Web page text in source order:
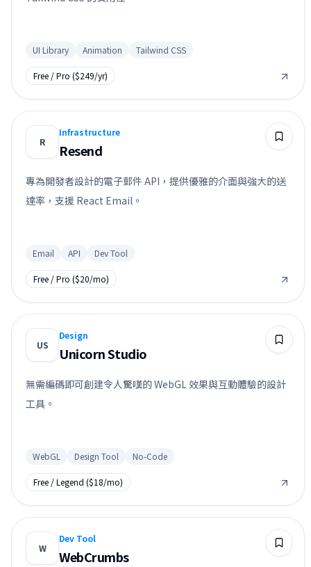
UI Library Animation Tailwind CSS
Free / Pro ($249/yr)
R
Infrastructure
Resend
專為開發者設計的電子郵件 API，提供優雅的介面與強大的送
達率，支援 React Email。
Email API Dev Tool
Free / Pro ($20/mo)
US
Design
Unicorn Studio
無需編碼即可創建令人驚嘆的 WebGL 效果與互動體驗的設計
工具。
WebGL Design Tool No-Code
Free / Legend ($18/mo)
W
Dev Tool
WebCrumbs